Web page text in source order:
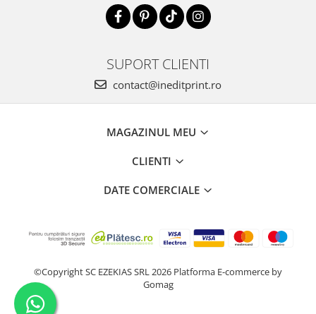
SUPORT CLIENTI
contact@ineditprint.ro
MAGAZINUL MEU
CLIENTI
DATE COMERCIALE
©Copyright SC EZEKIAS SRL 2026 Platforma E-commerce by
Gomag